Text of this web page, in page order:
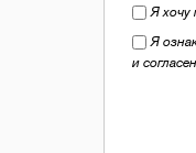
Я хочу
Я
и